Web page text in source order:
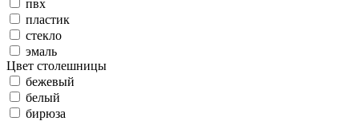
пвх
пластик
стекло
эмаль
Цвет столешницы
бежевый
белый
бирюза